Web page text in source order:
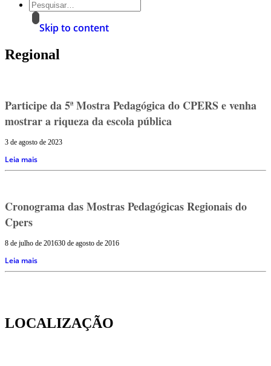
Skip to content
Regional
Participe da 5ª Mostra Pedagógica do CPERS e venha
mostrar a riqueza da escola pública
3 de agosto de 2023
Leia mais
Cronograma das Mostras Pedagógicas Regionais do
Cpers
8 de julho de 201630 de agosto de 2016
Leia mais
LOCALIZAÇÃO